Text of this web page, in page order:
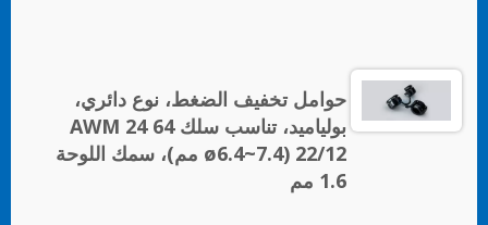
حوامل تخفيف الضغط، نوع دائري،
بولياميد، تناسب سلك AWM 24 64
22/12 (ø6.4~7.4 مم)، سمك اللوحة
1.6 مم